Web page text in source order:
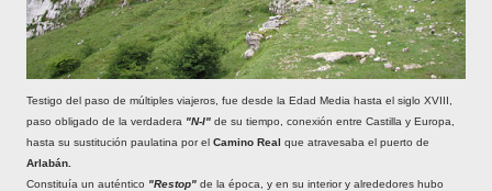
Testigo del paso de múltiples viajeros, fue desde la Edad Media hasta el siglo XVIII,
paso obligado de la verdadera "N-I" de su tiempo, conexión entre Castilla y Europa,
hasta su sustitución paulatina por el Camino Real que atravesaba el puerto de
Arlabán.
Constituía un auténtico "Restop" de la época, y en su interior y alrededores hubo